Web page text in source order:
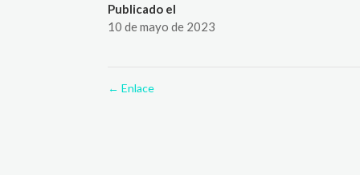
Publicado el
10 de mayo de 2023
← Enlace